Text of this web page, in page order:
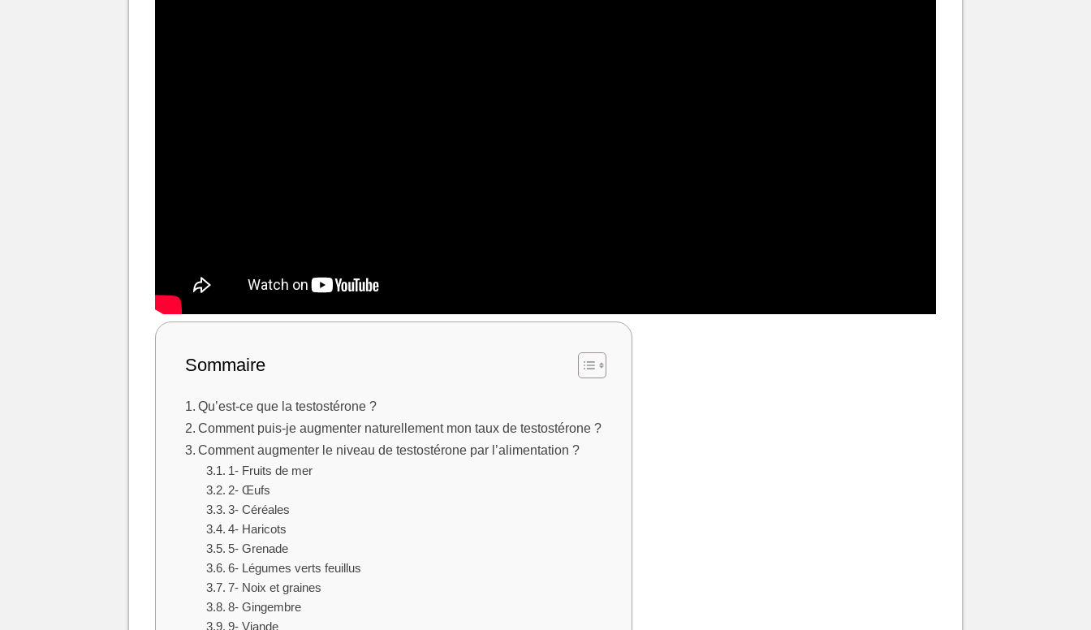
Sommaire
Qu’est-ce que la testostérone ?
Comment puis-je augmenter naturellement mon taux de testostérone ?
Comment augmenter le niveau de testostérone par l’alimentation ?
1- Fruits de mer
2- Œufs
3- Céréales
4- Haricots
5- Grenade
6- Légumes verts feuillus
7- Noix et graines
8- Gingembre
9- Viande